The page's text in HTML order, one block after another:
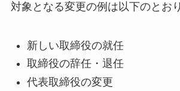
対象となる変更の例は以下のとお
新しい取締役の就任
取締役の辞任・退任
代表取締役の変更